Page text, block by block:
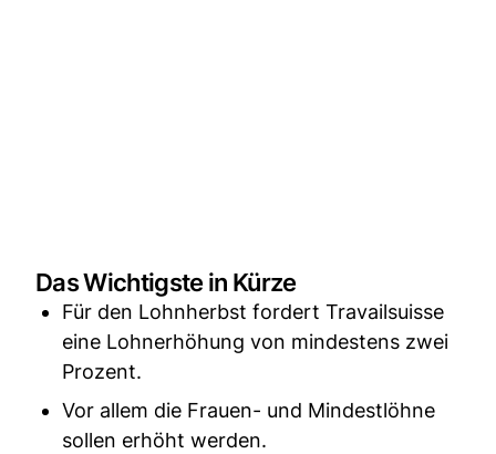
Das Wichtigste in Kürze
Für den Lohnherbst fordert Travailsuisse
eine Lohnerhöhung von mindestens zwei
Prozent.
Vor allem die Frauen- und Mindestlöhne
sollen erhöht werden.